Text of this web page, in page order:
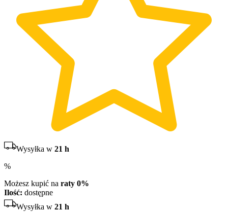
Wysyłka w 21 h
%
Możesz kupić na raty 0%
Ilość: dostępne
Wysyłka w 21 h